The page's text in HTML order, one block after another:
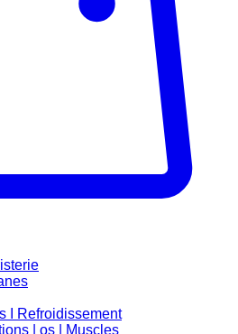
I Refroidissement
| os | Muscles